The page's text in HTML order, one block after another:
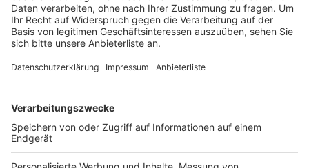
Tendenzen und lädt alle Demokratinnen und
Demokraten ein, sich anzuschließen.
Zum Abschluss der Veranstaltung wird es auf dem
Rathausvorplatz eine kurze Kundgebung geben.
keine Reden geben, heißt es von den Organisatoren.
Anzeige